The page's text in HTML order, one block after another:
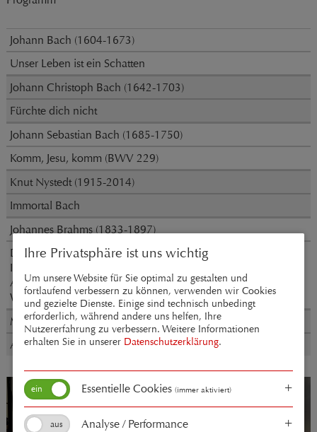
Johann Bach (1604-1673)
Unser Leben ist ein Schatten
Johann Christoph Bach (1642-1703)
Fürchte dich nicht
Johann Sebastian Bach (1685-1750)
Komm, Jesu, komm (BWV 229)
Knut Nystedt (1915-2014)
Immortal Bach
Johannes Brahms (1833-1897)
Drei Motetten op. 110:
Ich aber bin elend
Ach arme Welt
Wenn wir in höchsten Nöten
Max Reger (1873-1916)
Ach, Herr strafe mich nicht (op. 110,2)
Ihre Privatsphäre ist uns wichtig
Um unsere Website für Sie optimal zu gestalten und
fortlaufend verbessern zu können, verwenden wir Cookies
und gezielte Dienste. Einige sind technisch unbedingt
erforderlich, während andere uns helfen, Ihre
Nutzererfahrung zu verbessern. Weitere Informationen
erhalten Sie in unserer Datenschutzerklärung.
Essentielle Cookies (immer aktiviert)
Analyse / Performance